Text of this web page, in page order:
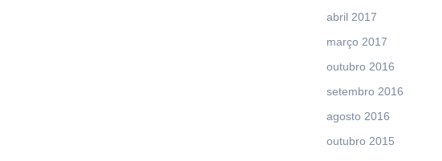
abril 2017
março 2017
outubro 2016
setembro 2016
agosto 2016
outubro 2015